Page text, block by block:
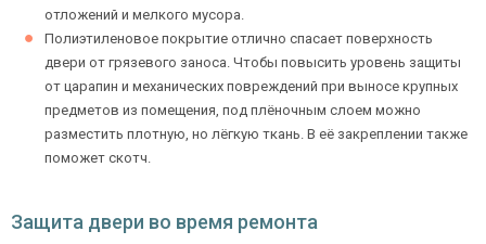
отложений и мелкого мусора.
Полиэтиленовое покрытие отлично спасает поверхность
двери от грязевого заноса. Чтобы повысить уровень защиты
от царапин и механических повреждений при выносе крупных
предметов из помещения, под плёночным слоем можно
разместить плотную, но лёгкую ткань. В её закреплении также
поможет скотч.
Защита двери во время ремонта